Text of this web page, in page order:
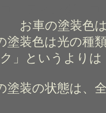
お車の塗装色
塗装色は光の種
ク」というより
塗装の状態は、